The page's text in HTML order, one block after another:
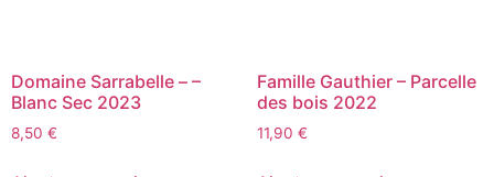
Domaine Sarrabelle – –
Blanc Sec 2023
8,50 €
Famille Gauthier – Parcelle
des bois 2022
11,90 €